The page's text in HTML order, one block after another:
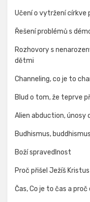
Učení o vytržení církve
Řešení problémů s
Rozhovory s
dětmi
Channeling, co je to
Blud o tom, že teprve
Alien abduction, únosy
Budhismus,
Boží spravedlnost
Proč přišel Ježíš Kristus
Čas, Co je to čas a